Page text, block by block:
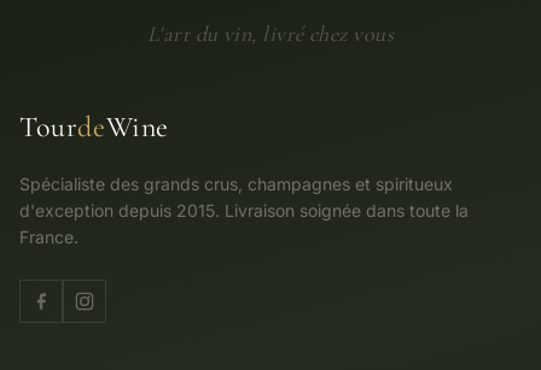
L'art du vin, livré chez vous
TourdeWine
Spécialiste des grands crus, champagnes et spiritueux
d'exception depuis 2015. Livraison soignée dans toute la
France.